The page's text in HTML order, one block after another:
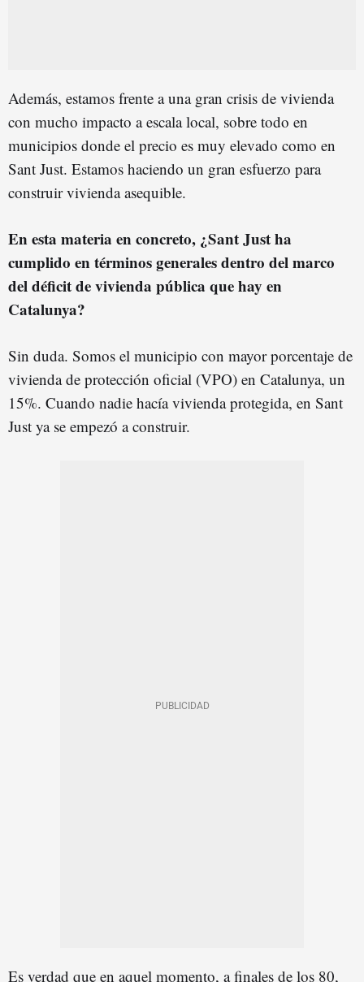
Además, estamos frente a una gran crisis de vivienda
con mucho impacto a escala local, sobre todo en
municipios donde el precio es muy elevado como en
Sant Just. Estamos haciendo un gran esfuerzo para
construir vivienda asequible.
En esta materia en concreto, ¿Sant Just ha
cumplido en términos generales dentro del marco
del déficit de vivienda pública que hay en
Catalunya?
Sin duda. Somos el municipio con mayor porcentaje de
vivienda de protección oficial (VPO) en Catalunya, un
15%. Cuando nadie hacía vivienda protegida, en Sant
Just ya se empezó a construir.
Es verdad que en aquel momento, a finales de los 80,